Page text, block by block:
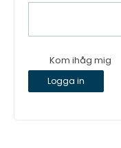
Kom ihåg mig
Logga in